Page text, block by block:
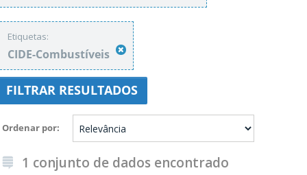
Etiquetas:
CIDE-Combustíveis
FILTRAR RESULTADOS
Ordenar por
1 conjunto de dados encontrado